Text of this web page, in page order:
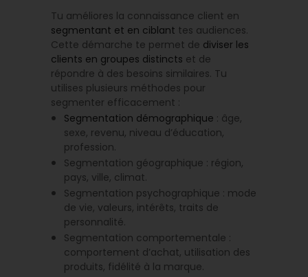
Tu améliores la connaissance client en
segmentant et en ciblant tes audiences.
Cette démarche te permet de diviser les
clients en groupes distincts et de
répondre à des besoins similaires. Tu
utilises plusieurs méthodes pour
segmenter efficacement :
Segmentation démographique : âge,
sexe, revenu, niveau d’éducation,
profession.
Segmentation géographique : région,
pays, ville, climat.
Segmentation psychographique : mode
de vie, valeurs, intérêts, traits de
personnalité.
Segmentation comportementale :
comportement d’achat, utilisation des
produits, fidélité à la marque.